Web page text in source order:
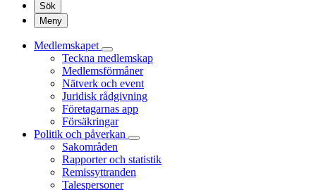
Sök
Meny
Medlemskapet
Teckna medlemskap
Medlemsförmåner
Nätverk och event
Juridisk rådgivning
Företagarnas app
Försäkringar
Politik och påverkan
Sakområden
Rapporter och statistik
Remissyttranden
Talespersoner